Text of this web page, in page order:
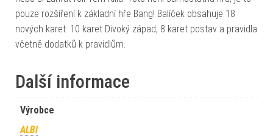
pouze rozšíření k základní hře Bang! Balíček obsahuje 18
nových karet: 10 karet Divoký západ, 8 karet postav a pravidla
včetně dodatků k pravidlům.
Další informace
Výrobce
ALBI